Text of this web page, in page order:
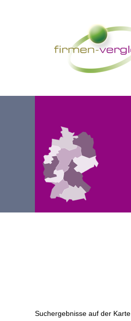
Suchergebnisse auf der Karte